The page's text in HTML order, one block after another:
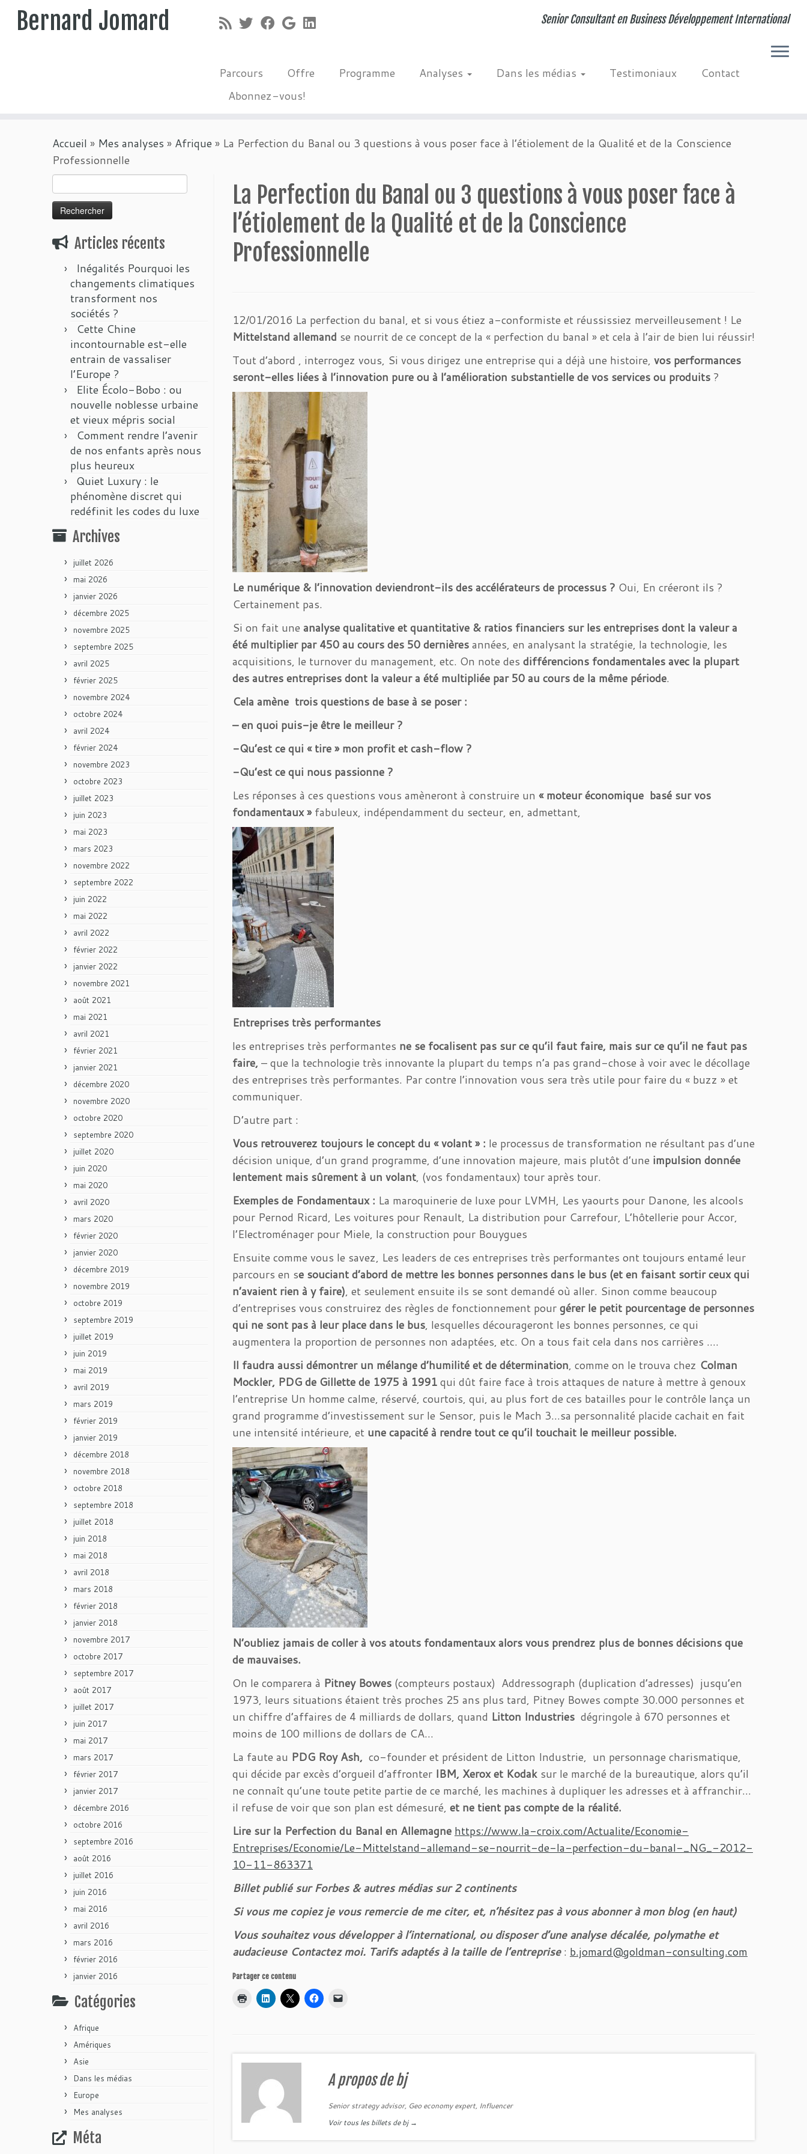
Bernard Jomard Senior Consultant en Business Développement International
Parcours Offre Programme Analyses Dans les médias Testimoniaux
Contact
Abonnez-vous!
Accueil » Mes analyses » Afrique » La Perfection du Banal ou 3 questions à vous poser face à l’étiolement de la Qualité et de la Conscience
Professionnelle
Articles récents
Inégalités Pourquoi les
changements climatiques
transforment nos
sociétés ?
Cette Chine
incontournable est-elle
entrain de vassaliser
l’Europe ?
Elite Écolo-Bobo : ou
nouvelle noblesse urbaine
et vieux mépris social
Comment rendre l’avenir
de nos enfants après nous
plus heureux
Quiet Luxury : le
phénomène discret qui
redéfinit les codes du luxe
Archives
juillet 2026
mai 2026
janvier 2026
décembre 2025
novembre 2025
septembre 2025
avril 2025
février 2025
novembre 2024
octobre 2024
avril 2024
février 2024
novembre 2023
octobre 2023
juillet 2023
juin 2023
mai 2023
mars 2023
novembre 2022
septembre 2022
juin 2022
mai 2022
avril 2022
février 2022
janvier 2022
novembre 2021
août 2021
mai 2021
avril 2021
février 2021
janvier 2021
décembre 2020
novembre 2020
octobre 2020
septembre 2020
juillet 2020
juin 2020
mai 2020
avril 2020
mars 2020
février 2020
janvier 2020
décembre 2019
novembre 2019
octobre 2019
septembre 2019
juillet 2019
juin 2019
mai 2019
avril 2019
mars 2019
février 2019
janvier 2019
décembre 2018
novembre 2018
octobre 2018
septembre 2018
juillet 2018
juin 2018
mai 2018
avril 2018
mars 2018
février 2018
janvier 2018
novembre 2017
octobre 2017
septembre 2017
août 2017
juillet 2017
juin 2017
mai 2017
mars 2017
février 2017
janvier 2017
décembre 2016
octobre 2016
septembre 2016
août 2016
juillet 2016
juin 2016
mai 2016
avril 2016
mars 2016
février 2016
janvier 2016
Catégories
Afrique
Amériques
Asie
Dans les médias
Europe
Mes analyses
Méta
La Perfection du Banal ou 3 questions à vous poser face à
l’étiolement de la Qualité et de la Conscience
Professionnelle
12/01/2016 La perfection du banal, et si vous étiez a-conformiste et réussissiez merveilleusement ! Le
Mittelstand allemand se nourrit de ce concept de la « perfection du banal » et cela à l’air de bien lui réussir!
Tout d’abord , interrogez vous, Si vous dirigez une entreprise qui a déjà une histoire, vos performances
seront-elles liées à l’innovation pure ou à l’amélioration substantielle de vos services ou produits ?
Le numérique & l’innovation deviendront-ils des accélérateurs de processus ? Oui, En créeront ils ?
Certainement pas.
Si on fait une analyse qualitative et quantitative & ratios financiers sur les entreprises dont la valeur a
été multiplier par 450 au cours des 50 dernièresannées, en analysant la stratégie, la technologie, les
acquisitions, le turnover du management, etc. On note des différencions fondamentales avec la plupart
des autres entreprises dont la valeur a été multipliée par 50 au cours de la même période.
Cela amène trois questions de base à se poser :
– en quoi puis-je être le meilleur ?
-Qu’est ce qui « tire » mon profit et cash-flow ?
-Qu’est ce qui nous passionne ?
Les réponses à ces questions vous amèneront à construire un « moteur économique basé sur vos
fondamentaux »fabuleux, indépendamment du secteur, en, admettant,
Entreprises très performantes
les entreprises très performantes ne se focalisent pas sur ce qu’il faut faire, mais sur ce qu’il ne faut pas
faire, – que la technologie très innovante la plupart du temps n’a pas grand-chose à voir avec le décollage
des entreprises très performantes. Par contre l’innovation vous sera très utile pour faire du « buzz » et
communiquer.
D’autre part :
Vous retrouverez toujours le concept du « volant » : le processus de transformation ne résultant pas d’une
décision unique, d’un grand programme, d’une innovation majeure, mais plutôt d’une impulsion donnée
lentement mais sûrement à un volant, (vos fondamentaux) tour après tour.
Exemples de Fondamentaux : La maroquinerie de luxe pour LVMH, Les yaourts pour Danone, les alcools
pour Pernod Ricard, Les voitures pour Renault, La distribution pour Carrefour, L’hôtellerie pour Accor,
l’Electroménager pour Miele, la construction pour Bouygues
Ensuite comme vous le savez, Les leaders de ces entreprises très performantes ont toujours entamé leur
parcours en se souciant d’abord de mettre les bonnes personnes dans le bus (et en faisant sortir ceux qui
n’avaient rien à y faire), et seulement ensuite ils se sont demandé où aller. Sinon comme beaucoup
d’entreprises vous construirez des règles de fonctionnement pourgérer le petit pourcentage de personnes
qui ne sont pas à leur place dans le bus, lesquelles décourageront les bonnes personnes, ce qui
augmentera la proportion de personnes non adaptées, etc. On a tous fait cela dans nos carrières ….
Il faudra aussi démontrer un mélange d’humilité et de détermination, comme on le trouva chez Colman
Mockler, PDG de Gillette de 1975 à 1991qui dût faire face à trois attaques de nature à mettre à genoux
l’entreprise Un homme calme, réservé, courtois, qui, au plus fort de ces batailles pour le contrôle lança un
grand programme d’investissement sur le Sensor, puis le Mach 3…sa personnalité placide cachait en fait
une intensité intérieure, et une capacité à rendre tout ce qu’il touchait le meilleur possible.
N’oubliez jamais de coller à vos atouts fondamentaux alors vous prendrez plus de bonnes décisions que
de mauvaises.
On le comparera à Pitney Bowes (compteurs postaux) Addressograph (duplication d’adresses) jusqu’en
1973, leurs situations étaient très proches 25 ans plus tard, Pitney Bowes compte 30.000 personnes et
un chiffre d’affaires de 4 milliards de dollars, quand Litton Industries dégringole à 670 personnes et
moins de 100 millions de dollars de CA…
La faute au PDG Roy Ash, co-founder et président de Litton Industrie, un personnage charismatique,
qui décide par excès d’orgueil d’affronter IBM, Xerox et Kodak sur le marché de la bureautique, alors qu’il
ne connaît qu’une toute petite partie de ce marché, les machines à dupliquer les adresses et à affranchir…
il refuse de voir que son plan est démesuré, et ne tient pas compte de la réalité.
Lire sur la Perfection du Banal en Allemagne https://www.la-croix.com/Actualite/Economie-
Entreprises/Economie/Le-Mittelstand-allemand-se-nourrit-de-la-perfection-du-banal-_NG_-2012-
10-11-863371
Billet publié sur Forbes & autres médias sur 2 continents
Si vous me copiez je vous remercie de me citer, et, n’hésitez pas à vous abonner à mon blog (en haut)
Vous souhaitez vous développer à l’international, ou disposer d’une analyse décalée, polymathe et
audacieuse Contactez moi. Tarifs adaptés à la taille de l’entreprise: b.jomard@goldman-consulting.com
Partager ce contenu
A propos de bj
Senior strategy advisor, Geo economy expert, Influencer
Voir tous les billets de bj →